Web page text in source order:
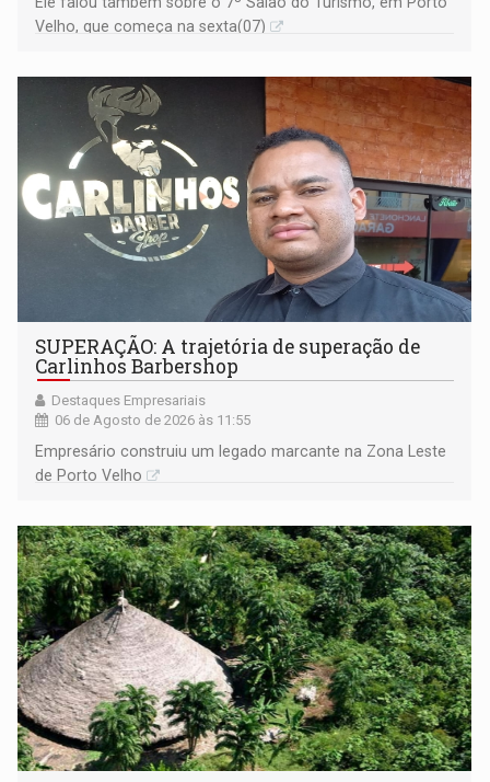
Velho, que começa na sexta(07)
SUPERAÇÃO: A trajetória de superação de
Carlinhos Barbershop
Destaques Empresariais
06 de Agosto de 2026 às 11:55
Empresário construiu um legado marcante na Zona Leste
de Porto Velho